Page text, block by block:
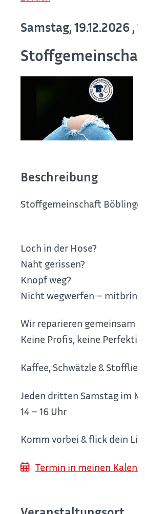
Samstag, 19.12.2026 ,
Beschreibung
Stoffgemeinschaft Böblingen
Loch in der Hose?
Naht gerissen?
Knopf weg?
Nicht wegwerfen –
Wir reparieren gemeinsam
Keine Profis, keine
Kaffee, Schwätzle &
Jeden dritten Samstag im
14 – 16 Uhr
Komm vorbei & flick dein
Termin in meinen